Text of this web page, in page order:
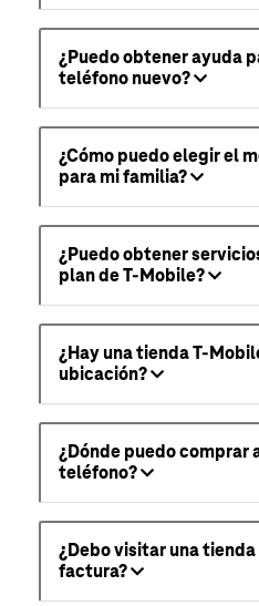
¿Puedo obtener ayuda
teléfono nuevo?
¿Cómo puedo elegir el
para mi familia?
¿Puedo obtener
plan de T-Mobile?
¿Hay una tienda T-
ubicación?
¿Dónde puedo comprar
teléfono?
¿Debo visitar una
factura?